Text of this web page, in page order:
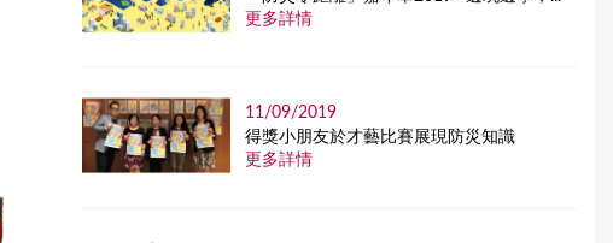
更多詳情
11/09/2019
得獎小朋友於才藝比賽展現防災知識
更多詳情